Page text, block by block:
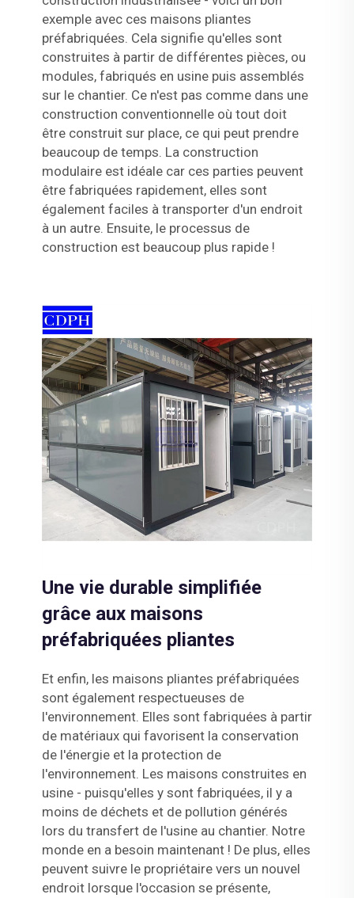
exemple avec ces maisons pliantes
préfabriquées. Cela signifie qu'elles sont
construites à partir de différentes pièces, ou
modules, fabriqués en usine puis assemblés
sur le chantier. Ce n'est pas comme dans une
construction conventionnelle où tout doit
être construit sur place, ce qui peut prendre
beaucoup de temps. La construction
modulaire est idéale car ces parties peuvent
être fabriquées rapidement, elles sont
également faciles à transporter d'un endroit
à un autre. Ensuite, le processus de
construction est beaucoup plus rapide !
Une vie durable simplifiée
grâce aux maisons
préfabriquées pliantes
Et enfin, les maisons pliantes préfabriquées
sont également respectueuses de
l'environnement. Elles sont fabriquées à partir
de matériaux qui favorisent la conservation
de l'énergie et la protection de
l'environnement. Les maisons construites en
usine - puisqu'elles y sont fabriquées, il y a
moins de déchets et de pollution générés
lors du transfert de l'usine au chantier. Notre
monde en a besoin maintenant ! De plus, elles
peuvent suivre le propriétaire vers un nouvel
endroit lorsque l'occasion se présente,